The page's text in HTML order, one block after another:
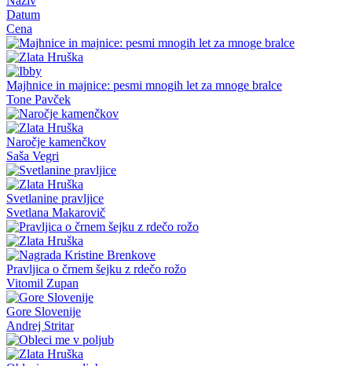
Datum
Cena
Majhnice in majnice: pesmi mnogih let za mnoge bralce
Tone Pavček
Naročje kamenčkov
Saša Vegri
Svetlanine pravljice
Svetlana Makarovič
Pravljica o črnem šejku z rdečo rožo
Vitomil Zupan
Gore Slovenije
Andrej Stritar